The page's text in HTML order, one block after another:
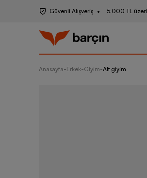
Güvenli Alışveriş 5.000 TL üzeri
Anasayfa-Erkek-Giyim-Alt giyim